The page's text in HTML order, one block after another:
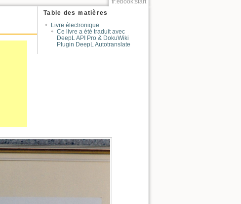
Table des matières
Livre électronique
Ce livre a été traduit avec
DeepL API Pro & DokuWiki
Plugin DeepL Autotranslate